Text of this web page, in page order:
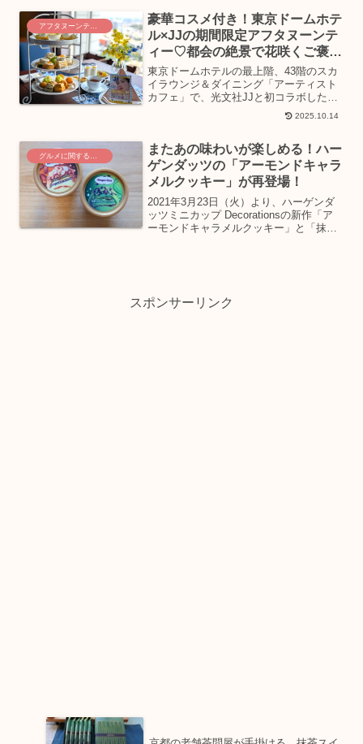
RU...
豪華コスメ付き！東京ドームホテ
ル×JJの期間限定アフタヌーンテ
ィー♡都会の絶景で花咲くご褒美
時間
東京ドームホテルの最上階、43階のスカ
イラウンジ＆ダイニング「アーティスト
カフェ」で、光文社JJと初コラボした期
間限定アフタヌーンティー『Tea in
Bloom～好きを纏って自分に甘いご褒美
2025.10.14
グルメに関するニュース
またあの味わいが楽しめる！ハー
ゲンダッツの「アーモンドキャラ
メルクッキー」が再登場！
2021年3月23日（火）より、ハーゲンダ
ッツミニカップ Decorationsの新作「ア
ーモンドキャラメルクッキー」と「抹茶
スポンサーリンク